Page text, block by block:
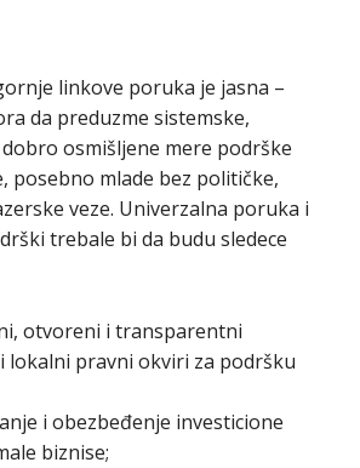
linkove poruka je jasna –
da preduzme sistemske,
osmišljene mere podrške
posebno mlade bez političke,
veze. Univerzalna poruka i
trebale bi da budu sledece
otvoreni i transparentni
lokalni pravni okviri za podršku
i obezbeđenje investicione
biznise;